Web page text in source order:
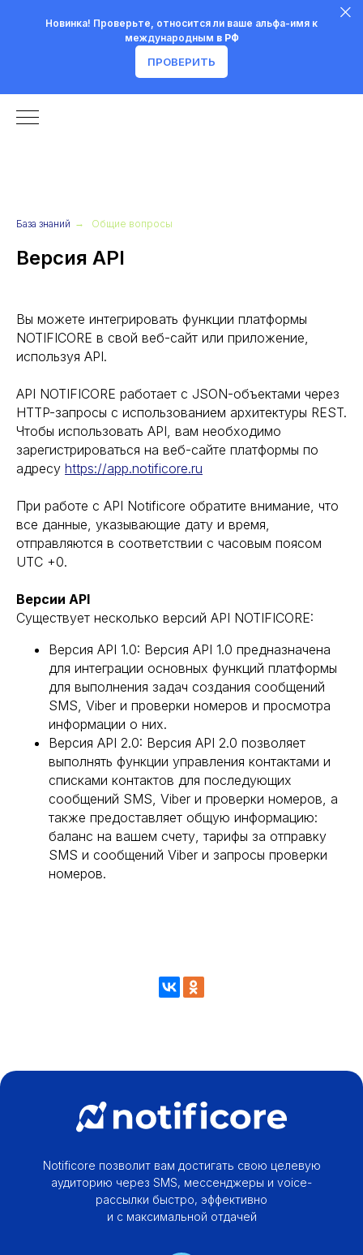
Новинка! Проверьте, относится ли ваше альфа-имя к
международным в РФ
ПРОВЕРИТЬ
База знаний → Общие вопросы
Версия API
Вы можете интегрировать функции платформы
NOTIFICORE в свой веб-сайт или приложение,
используя API.
API NOTIFICORE работает с JSON-объектами через
HTTP-запросы с использованием архитектуры REST.
Чтобы использовать API, вам необходимо
зарегистрироваться на веб-сайте платформы по
адресу https://app.notificore.ru
При работе с API Notificore обратите внимание, что
все данные, указывающие дату и время,
отправляются в соответствии с часовым поясом
UTC +0.
Версии API
Существует несколько версий API NOTIFICORE:
Версия API 1.0: Версия API 1.0 предназначена
для интеграции основных функций платформы
для выполнения задач создания сообщений
SMS, Viber и проверки номеров и просмотра
информации о них.
Версия API 2.0: Версия API 2.0 позволяет
выполнять функции управления контактами и
списками контактов для последующих
сообщений SMS, Viber и проверки номеров, а
также предоставляет общую информацию:
баланс на вашем счету, тарифы за отправку
SMS и сообщений Viber и запросы проверки
номеров.
Notificore позволит вам достигать свою целевую
аудиторию через SMS, мессенджеры и voice-
рассылки быстро, эффективно
и с максимальной отдачей